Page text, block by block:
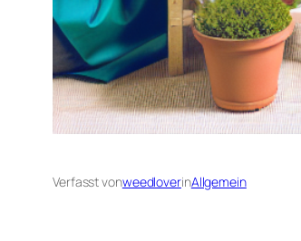
Verfasst vonweedloverinAllgemein